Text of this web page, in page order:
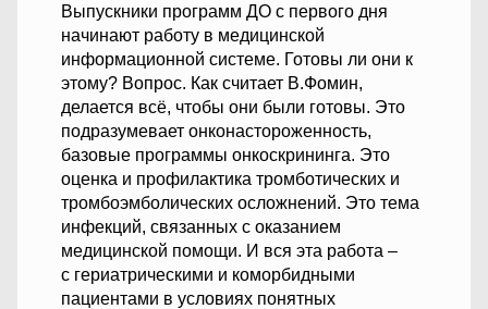
Выпускники программ ДО с первого дня
начинают работу в медицинской
информационной системе. Готовы ли они к
этому? Вопрос. Как считает В.Фомин,
делается всё, чтобы они были готовы. Это
подразумевает онконастороженность,
базовые программы онкоскрининга. Это
оценка и профилактика тромботических и
тромбоэмболических осложнений. Это тема
инфекций, связанных с оказанием
медицинской помощи. И вся эта работа –
с гериатрическими и коморбидными
пациентами в условиях понятных